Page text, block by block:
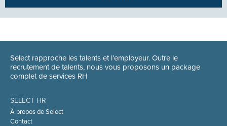
Select rapproche les talents et l’employeur. Outre le
recrutement de talents, nous vous proposons un package
complet de services RH
SELECT HR
À propos de Select
Contact